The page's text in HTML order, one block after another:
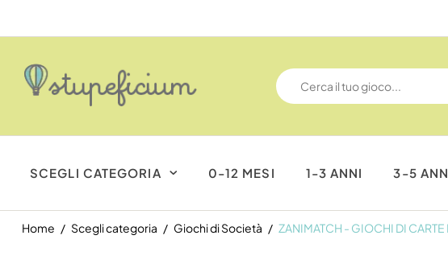
SCEGLI CATEGORIA 0-12 MESI 1-3 ANNI 3-5
Home Scegli categoria Giochi di Società ZANIMATCH - GIOCHI DI CARTE